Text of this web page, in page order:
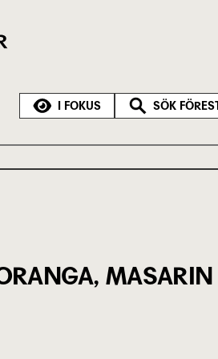
I FOKUS SÖK